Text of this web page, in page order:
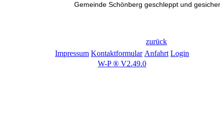
Gemeinde Schönberg geschleppt und
zurück
Impressum Kontaktformular Anfahrt Login
W-P ® V2.49.0